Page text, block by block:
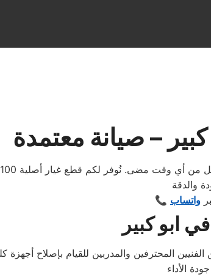
– صيانة معتمدة
📞 واتساب
ابو كبير
المحترفين والمدربين للقيام بإصلاح